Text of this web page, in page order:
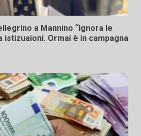
a Mannino “Ignora le
istizuaioni. Ormai è in campagna